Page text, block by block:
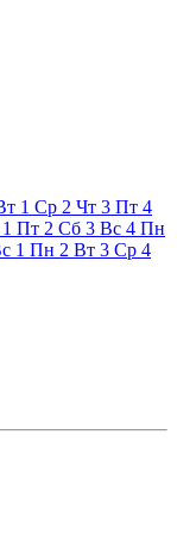
1 Ср 2 Чт 3 Пт 4
1 Пт 2 Сб 3 Вс 4 Пн
1 Пн 2 Вт 3 Ср 4